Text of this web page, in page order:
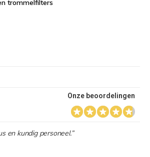
trommelfilters
Onze beoordelingen
en kundig personeel.”